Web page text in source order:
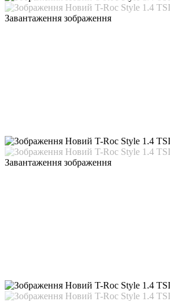
Завантаження зображення
Завантаження зображення